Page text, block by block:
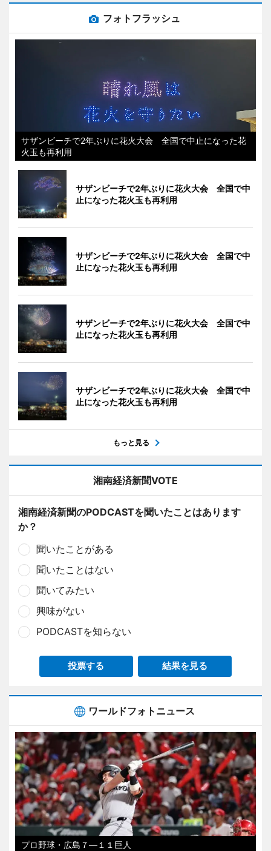
フォトフラッシュ
サザンビーチで2年ぶりに花火大会 全国で中止になった花
火玉も再利用
サザンビーチで2年ぶりに花火大会 全国で中
止になった花火玉も再利用
サザンビーチで2年ぶりに花火大会 全国で中
止になった花火玉も再利用
サザンビーチで2年ぶりに花火大会 全国で中
止になった花火玉も再利用
サザンビーチで2年ぶりに花火大会 全国で中
止になった花火玉も再利用
もっと見る
湘南経済新聞VOTE
湘南経済新聞のPODCASTを聞いたことはあります
か？
聞いたことがある
聞いたことはない
聞いてみたい
興味がない
PODCASTを知らない
投票する 結果を見る
ワールドフォトニュース
プロ野球・広島７―１１巨人